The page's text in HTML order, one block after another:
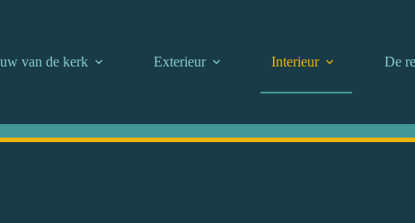
van de kerk Exterieur Interieur De